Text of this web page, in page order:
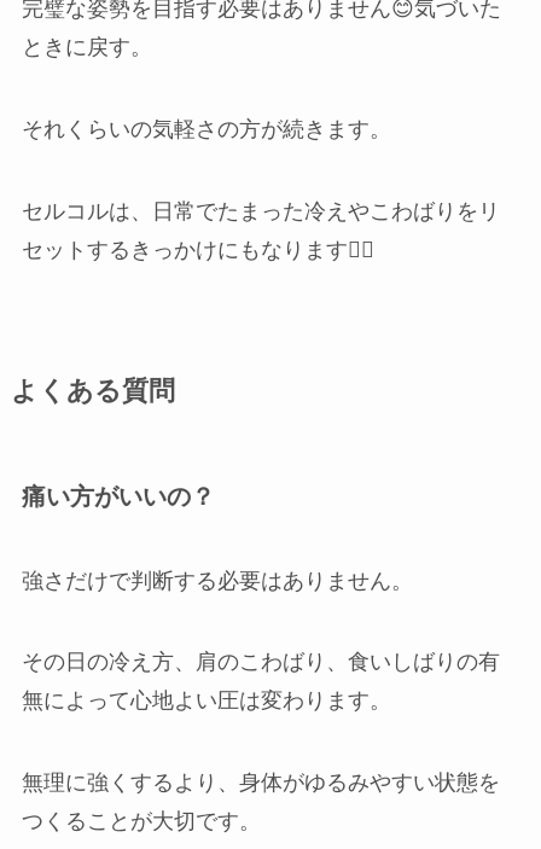
完璧な姿勢を目指す必要はありません😊気づいた
ときに戻す。
それくらいの気軽さの方が続きます。
セルコルは、日常でたまった冷えやこわばりをリ
セットするきっかけにもなります💆‍♀️
よくある質問
痛い方がいいの？
強さだけで判断する必要はありません。
その日の冷え方、肩のこわばり、食いしばりの有
無によって心地よい圧は変わります。
無理に強くするより、身体がゆるみやすい状態を
つくることが大切です。